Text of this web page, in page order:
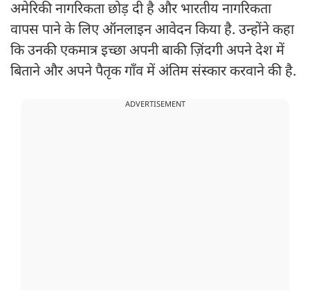
अमेरिकी नागरिकता छोड़ दी है और भारतीय नागरिकता
वापस पाने के लिए ऑनलाइन आवेदन किया है. उन्होंने कहा
कि उनकी एकमात्र इच्छा अपनी बाकी ज़िंदगी अपने देश में
बिताने और अपने पैतृक गाँव में अंतिम संस्कार करवाने की है.
ADVERTISEMENT